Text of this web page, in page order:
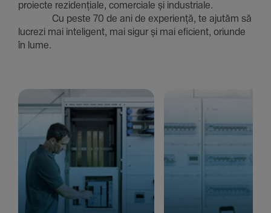
proiecte rezi­den­țiale, comer­ciale și indus­triale.
Cu peste 70 de ani de expe­riență, te ajutăm să
lucrezi mai inte­li­gent, mai sigur și mai eficient, oriunde
în lume.